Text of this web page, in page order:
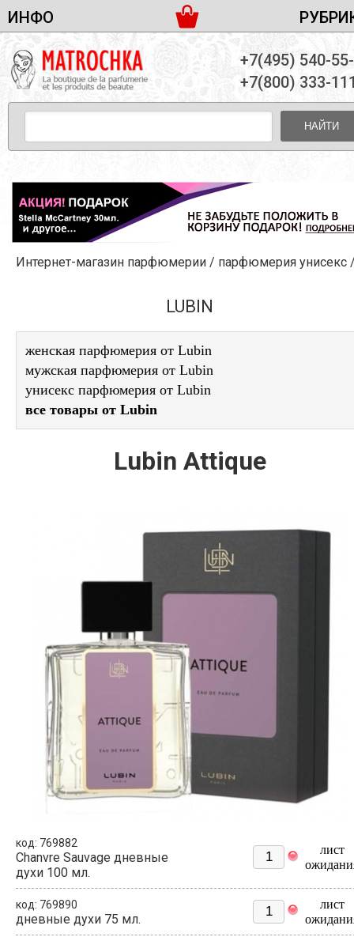
ИНФО
ДОСТАВКА И ОПЛАТА
ПАРТНЕРСТВО
КОНТАКТЫ
ЖЕНСКАЯ ПАРФЮМЕРИЯ
МУЖСКАЯ ПАРФЮМЕРИЯ
УНИСЕКС ПАРФЮМЕРИЯ
ЖЕНСКИЕ НАБОРЫ
МУЖСКИЕ НАБОРЫ
УНИСЕКС НАБОРЫ
УХОД ЗА ЛИЦОМ
УХОД ЗА ТЕЛОМ
ДЕКОРАТИВНАЯ КОСМЕТИКА
+7(495) 540-
+7(800) 333-
НАЙТИ
Интернет-магазин парфюмерии / парфюмерия унисекс
LUBIN
женская парфюмерия от Lubin
мужская парфюмерия от Lubin
унисекс парфюмерия от Lubin
все товары от Lubin
Lubin Attique
код: 769882
Chanvre Sauvage дневные
духи 100 мл.
лист
код: 769890
дневные духи 75 мл.
лист